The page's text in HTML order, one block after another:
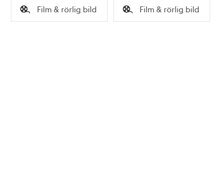
Tid
Typ
Film & rörlig bild Tid
Typ
Film & rörlig bild